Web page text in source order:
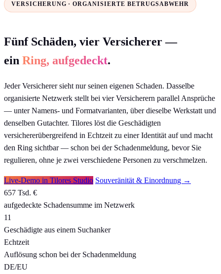
VERSICHERUNG · ORGANISIERTE BETRUGSABWEHR
Fünf Schäden, vier Versicherer —
ein Ring, aufgedeckt.
Jeder Versicherer sieht nur seinen eigenen Schaden. Dasselbe
organisierte Netzwerk stellt bei vier Versicherern parallel Ansprüche
— unter Namens- und Formatvarianten, über dieselbe Werkstatt und
denselben Gutachter. Tilores löst die Geschädigten
versichererübergreifend in Echtzeit zu einer Identität auf und macht
den Ring sichtbar — schon bei der Schadenmeldung, bevor Sie
regulieren, ohne je zwei verschiedene Personen zu verschmelzen.
Live-Demo in Tilores Studio Souveränität & Einordnung →
657 Tsd. €
aufgedeckte Schadensumme im Netzwerk
11
Geschädigte aus einem Suchanker
Echtzeit
Auflösung schon bei der Schadenmeldung
DE/EU